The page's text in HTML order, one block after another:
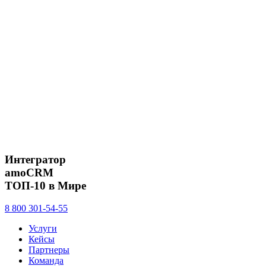
Интегратор
amoCRM
ТОП-10 в Мире
8 800 301-54-55
Услуги
Кейсы
Партнеры
Команда